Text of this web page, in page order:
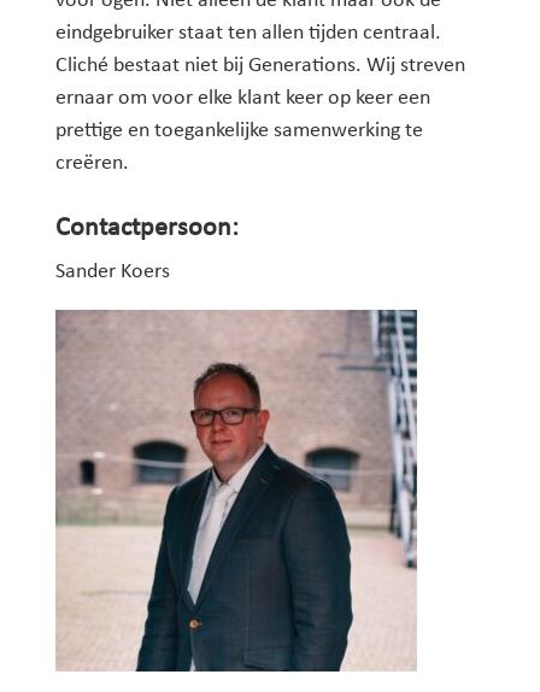
eindgebruiker staat ten allen tijden centraal.
Cliché bestaat niet bij Generations. Wij streven
ernaar om voor elke klant keer op keer een
prettige en toegankelijke samenwerking te
creëren.
Contactpersoon:
Sander Koers